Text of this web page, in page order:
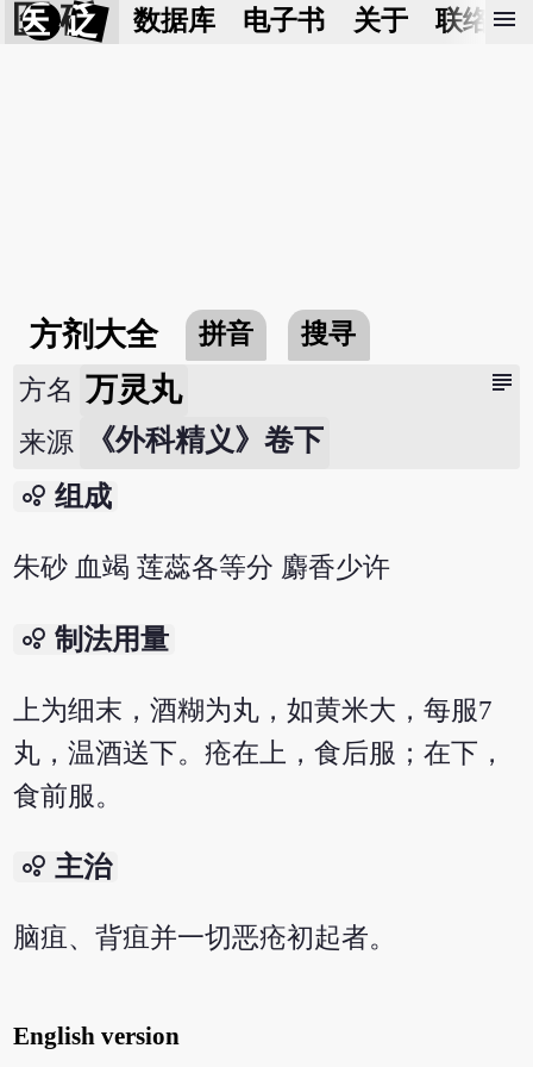
医 砭 数据库 电子书 关于 联络我
menu
方剂大全 拼音 搜寻
subject
方名 万灵丸
来源 《外科精义》卷下
bubble_chart 组成
朱砂 血竭 莲蕊各等分 麝香少许
bubble_chart 制法用量
上为细末，酒糊为丸，如黄米大，每服7
丸，温酒送下。疮在上，食后服；在下，
食前服。
bubble_chart 主治
脑疽、背疽并一切恶疮初起者。
English version